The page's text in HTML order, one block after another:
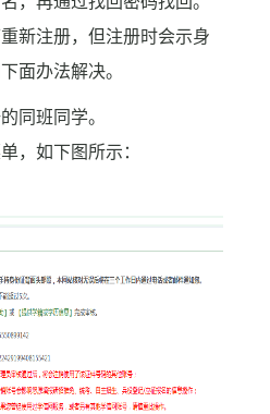
新注册，但注册时会示身
面办法解决。
同班同学。
，如下图所示：